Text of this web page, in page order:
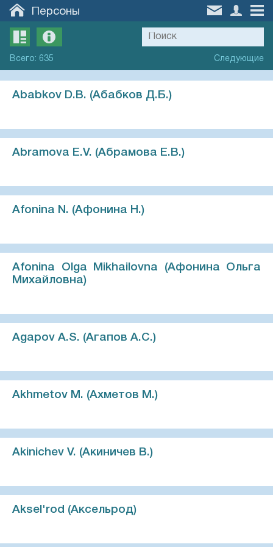
Персоны
Всего: 635 Следующие
Ababkov D.B. (Абабков Д.Б.)
Abramova E.V. (Абрамова Е.В.)
Afonina N. (Афонина Н.)
Afonina Olga Mikhailovna (Афонина Ольга
Михайловна)
Agapov A.S. (Агапов А.С.)
Akhmetov M. (Ахметов М.)
Akinichev V. (Акиничев В.)
Aksel'rod (Аксельрод)